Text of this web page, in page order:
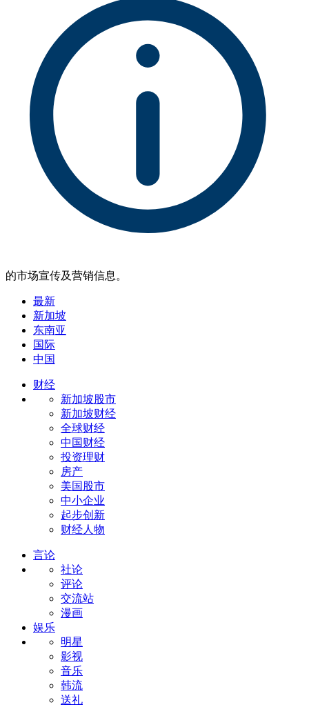
的市场宣传及营销信息。
最新
新加坡
东南亚
国际
中国
财经
新加坡股市
新加坡财经
全球财经
中国财经
投资理财
房产
美国股市
中小企业
起步创新
财经人物
言论
社论
评论
交流站
漫画
娱乐
明星
影视
音乐
韩流
送礼